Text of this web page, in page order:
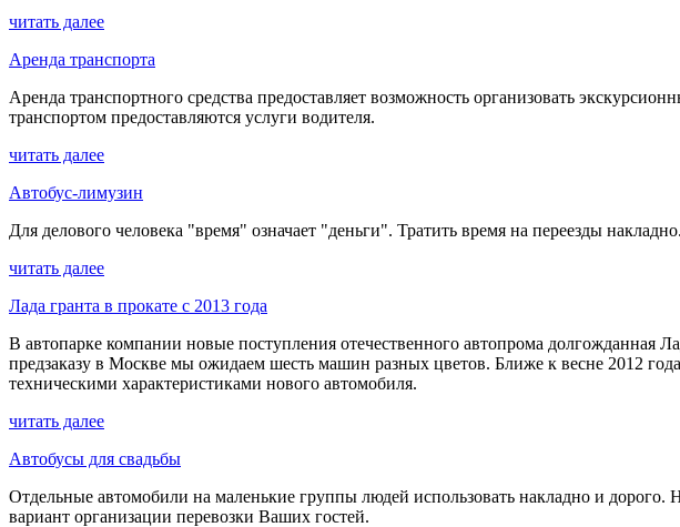
читать далее
Аренда транспорта
Аренда транспортного средства предоставляет возможность организовать
транспортом предоставляются услуги водителя.
читать далее
Автобус-лимузин
Для делового человека "время" означает "деньги". Тратить время на переезды
читать далее
Лада гранта в прокате с 2013 года
В автопарке компании новые поступления отечественного автопрома долгожданная
предзаказу в Москве мы ожидаем шесть машин разных цветов. Ближе к весне 2012
техническими характеристиками нового автомобиля.
читать далее
Автобусы для свадьбы
Отдельные автомобили на маленькие группы людей использовать накладно и дорого.
вариант организации перевозки Ваших гостей.